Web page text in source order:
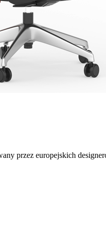
przez europejskich